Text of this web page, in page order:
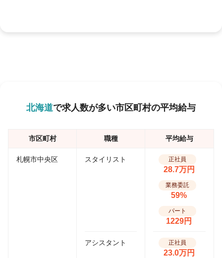
北海道で求人数が多い市区町村の平均給与
市区町村 職種 平均給与
札幌市中央区 スタイリスト 正社員
28.7万円
業務委託
59%
パート
1229円
アシスタント 正社員
23.0万円